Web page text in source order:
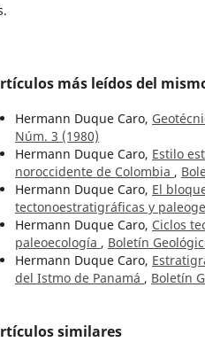
más leídos del
Hermann Duque Caro,
Núm. 3 (1980)
Hermann Duque Caro, Estilo
noroccidente de Colombia ,
Hermann Duque Caro, El
tectonoestratigráficas y
Hermann Duque Caro, Ciclos
paleoecología , Boletín
Hermann Duque Caro,
del Istmo de Panamá , Boletín
similares